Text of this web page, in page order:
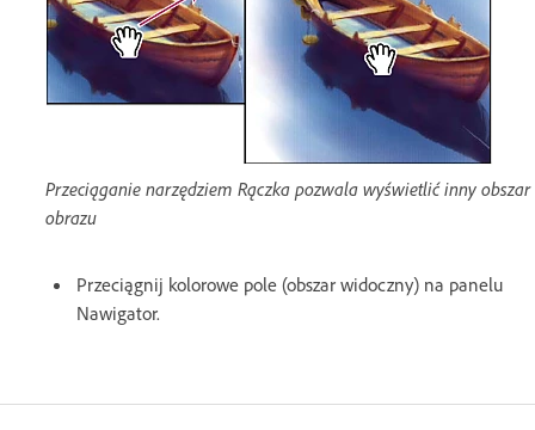
Przeciąganie narzędziem Rączka pozwala wyświetlić inny obszar
obrazu
Przeciągnij kolorowe pole (obszar widoczny) na panelu
Nawigator.